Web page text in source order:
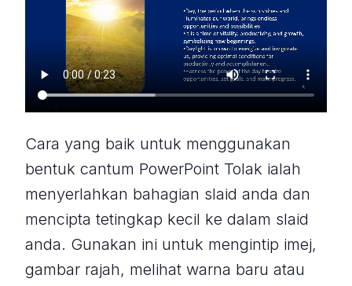
Cara yang baik untuk menggunakan
bentuk cantum PowerPoint Tolak ialah
menyerlahkan bahagian slaid anda dan
mencipta tetingkap kecil ke dalam slaid
anda. Gunakan ini untuk mengintip imej,
gambar rajah, melihat warna baru atau